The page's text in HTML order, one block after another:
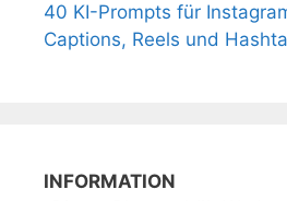
40 KI-Prompts für
Captions, Reels und
INFORMATION